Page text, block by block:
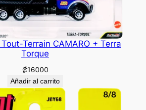
Tout-Terrain CAMARO + Terra
Torque
₡16000
Añadir al carrito